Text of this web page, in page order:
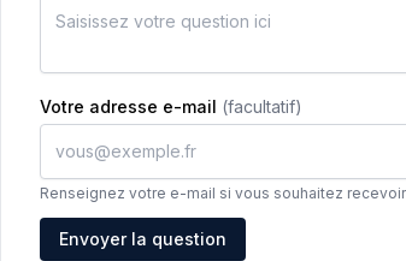
Votre adresse e-mail (facultatif)
Renseignez votre e-mail si vous souhaitez
Adresse e-mail
Envoyer la question